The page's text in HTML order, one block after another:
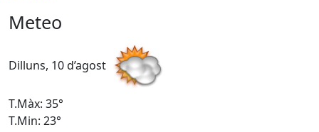
Meteo
Dilluns, 10 d’agost
T.Màx: 35°
T.Min: 23°